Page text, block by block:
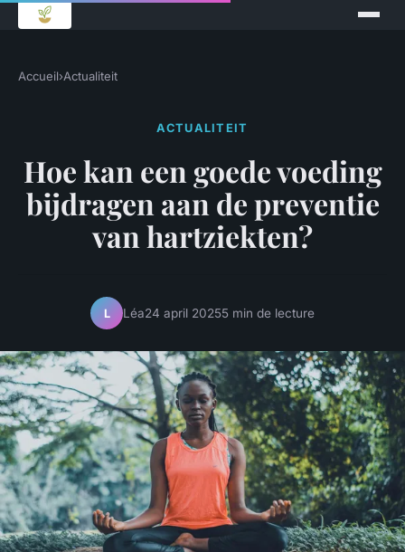
Accueil›Actualiteit
ACTUALITEIT
Hoe kan een goede voeding
bijdragen aan de preventie
van hartziekten?
L Léa24 april 20255 min de lecture